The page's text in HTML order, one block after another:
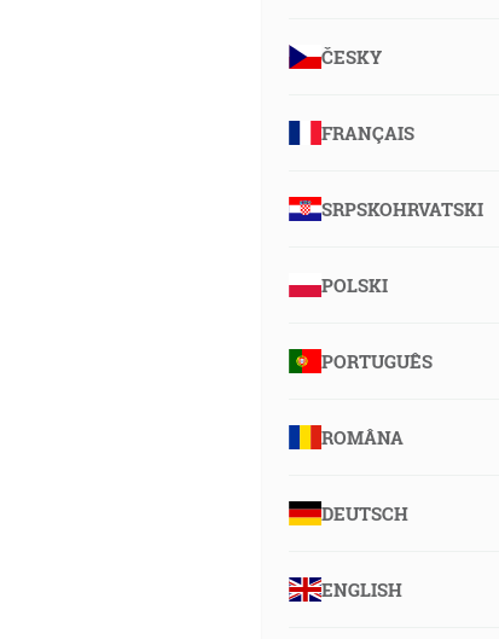
ČESKY
FRANÇAIS
SRPSKOHRVATSKI
POLSKI
PORTUGUÊS
ROMÂNA
DEUTSCH
ENGLISH